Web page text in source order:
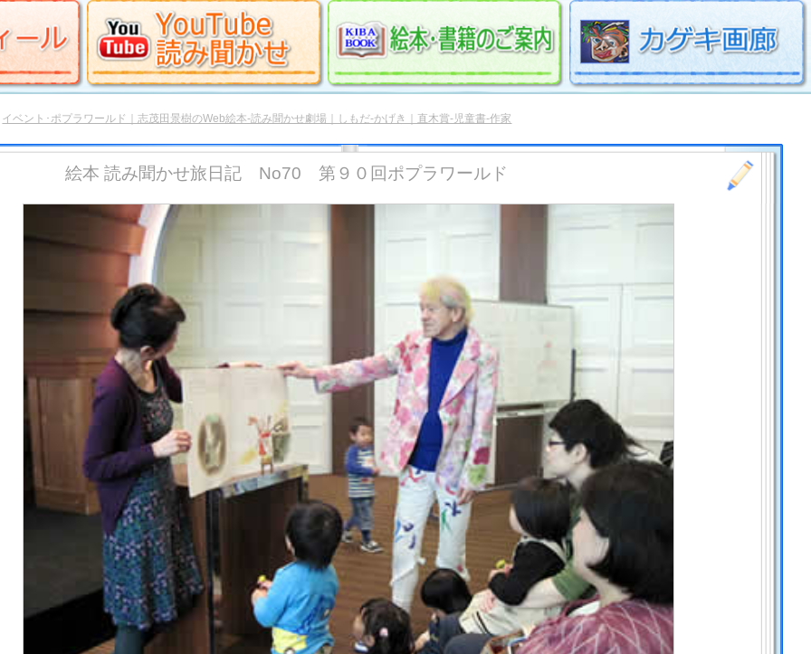
イベント･ポプラワールド｜志茂田景樹のWeb絵本-読み聞かせ劇場｜しもだ-かげき｜直木賞-児童書-作家
絵本 読み聞かせ旅日記 No70 第９０回ポプラワールド